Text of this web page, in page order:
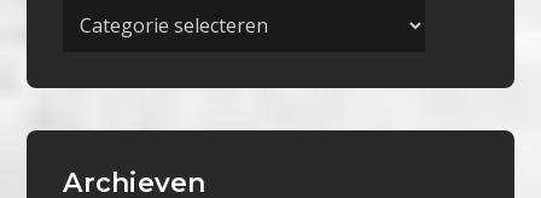
Meer
Archieven